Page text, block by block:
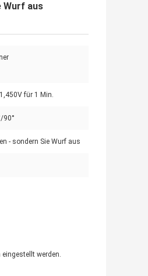
Wurf aus
für 1 Min.
90°
- sondern Sie Wurf aus
eingestellt werden.